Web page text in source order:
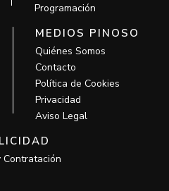
Programación
MEDIOS PINOSO
Quiénes Somos
Contacto
Política de Cookies
Privacidad
Aviso Legal
Contratación